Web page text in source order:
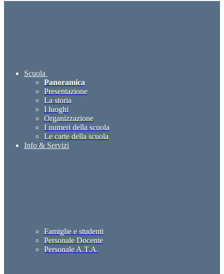
Scuola
Panoramica
Presentazione
La storia
I luoghi
Organizzazione
I numeri della scuola
Le carte della scuola
Info & Servizi
Famiglie e studenti
Personale Docente
Personale A.T.A.